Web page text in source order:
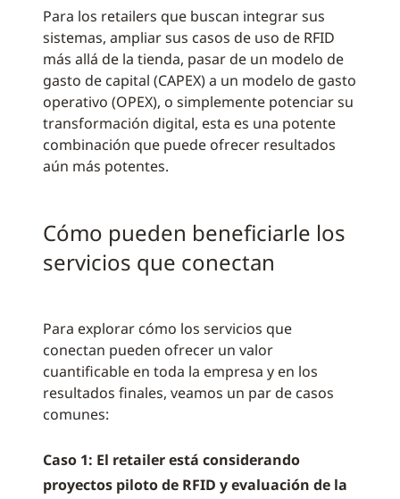
Para los retailers que buscan integrar sus
sistemas, ampliar sus casos de uso de RFID
más allá de la tienda, pasar de un modelo de
gasto de capital (CAPEX) a un modelo de gasto
operativo (OPEX), o simplemente potenciar su
transformación digital, esta es una potente
combinación que puede ofrecer resultados
aún más potentes.
Cómo pueden beneficiarle los
servicios que conectan
Para explorar cómo los servicios que
conectan pueden ofrecer un valor
cuantificable en toda la empresa y en los
resultados finales, veamos un par de casos
comunes:
Caso 1: El retailer está considerando
proyectos piloto de RFID y evaluación de la